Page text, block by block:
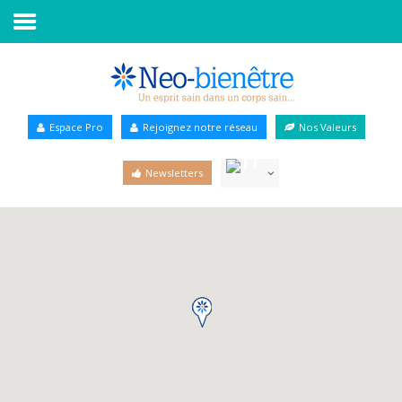
Annuaire Bien-être
Espace Pro Rejoignez notre réseau Nos Valeurs
Newsletters